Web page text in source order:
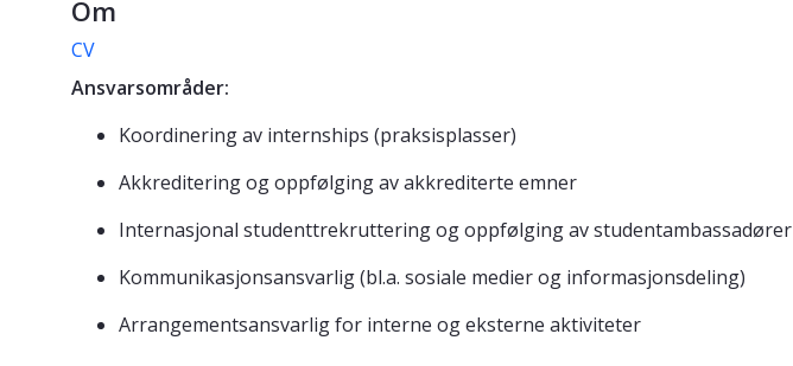
Om
CV
Ansvarsområder:
Koordinering av internships (praksisplasser)
Akkreditering og oppfølging av akkrediterte emner
Internasjonal studenttrekruttering og oppfølging av studentambassadører
Kommunikasjonsansvarlig (bl.a. sosiale medier og informasjonsdeling)
Arrangementsansvarlig for interne og eksterne aktiviteter